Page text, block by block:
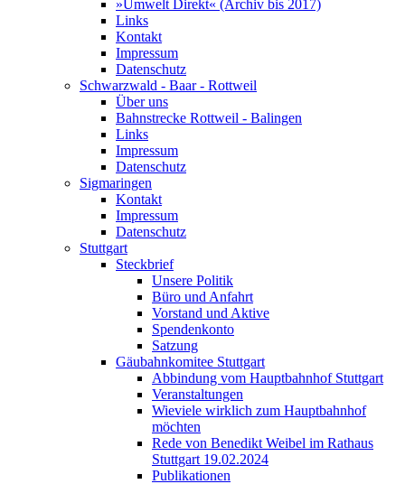
»Umwelt Direkt« (Archiv bis 2017)
Links
Kontakt
Impressum
Datenschutz
Schwarzwald - Baar - Rottweil
Über uns
Bahnstrecke Rottweil - Balingen
Links
Impressum
Datenschutz
Sigmaringen
Kontakt
Impressum
Datenschutz
Stuttgart
Steckbrief
Unsere Politik
Büro und Anfahrt
Vorstand und Aktive
Spendenkonto
Satzung
Gäubahnkomitee Stuttgart
Abbindung vom Hauptbahnhof Stuttgart
Veranstaltungen
Wieviele wirklich zum Hauptbahnhof
möchten
Rede von Benedikt Weibel im Rathaus
Stuttgart 19.02.2024
Publikationen